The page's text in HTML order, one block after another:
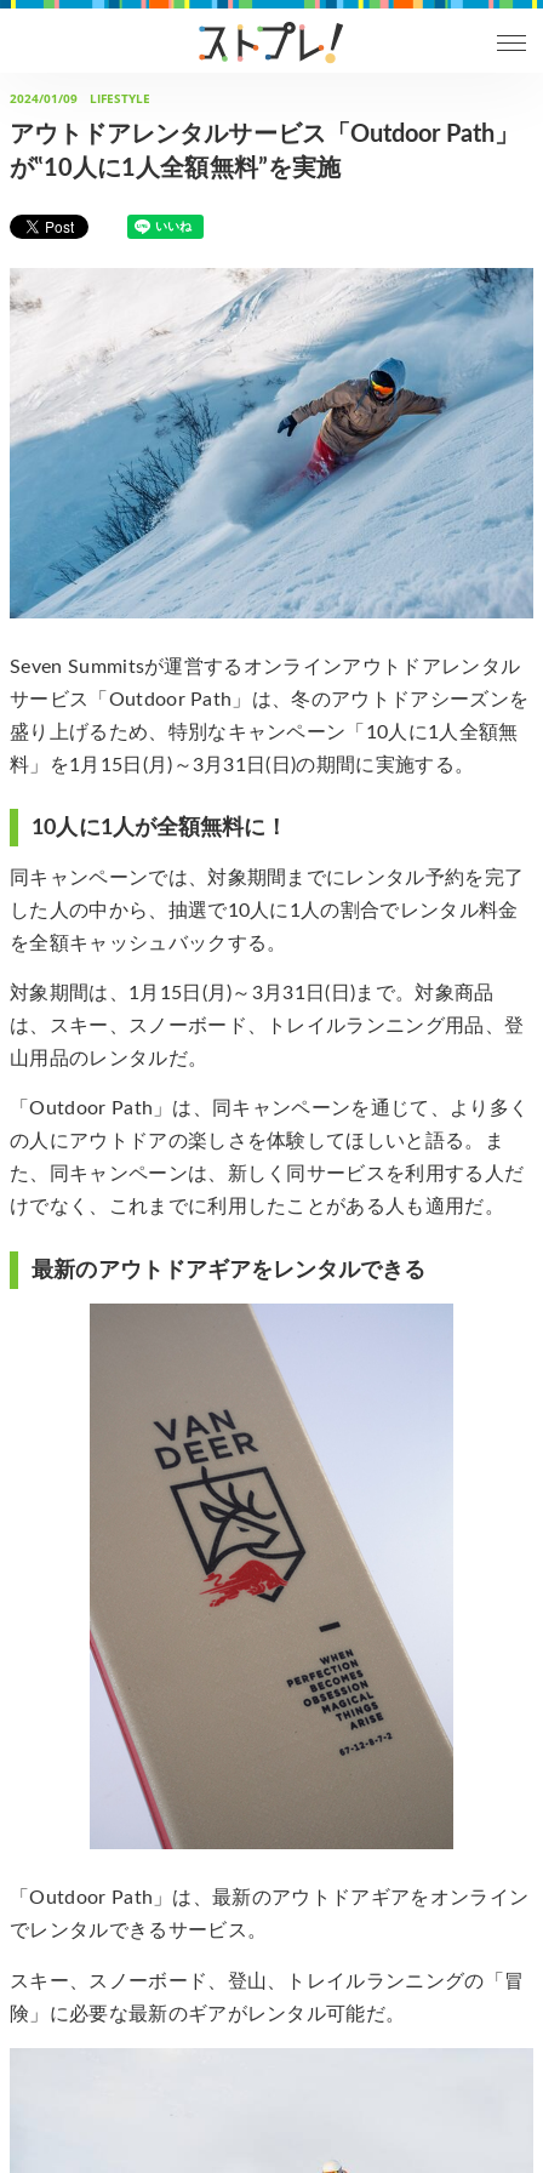
2024/01/09 LIFESTYLE
アウトドアレンタルサービス「Outdoor Path」
が‟10人に1人全額無料”を実施
Seven Summitsが運営するオンラインアウトドアレンタル
サービス「Outdoor Path」は、冬のアウトドアシーズンを
盛り上げるため、特別なキャンペーン「10人に1人全額無
料」を1月15日(月)～3月31日(日)の期間に実施する。
10人に1人が全額無料に！
同キャンペーンでは、対象期間までにレンタル予約を完了
した人の中から、抽選で10人に1人の割合でレンタル料金
を全額キャッシュバックする。
対象期間は、1月15日(月)～3月31日(日)まで。対象商品
は、スキー、スノーボード、トレイルランニング用品、登
山用品のレンタルだ。
「Outdoor Path」は、同キャンペーンを通じて、より多く
の人にアウトドアの楽しさを体験してほしいと語る。ま
た、同キャンペーンは、新しく同サービスを利用する人だ
けでなく、これまでに利用したことがある人も適用だ。
最新のアウトドアギアをレンタルできる
「Outdoor Path」は、最新のアウトドアギアをオンライン
でレンタルできるサービス。
スキー、スノーボード、登山、トレイルランニングの「冒
険」に必要な最新のギアがレンタル可能だ。